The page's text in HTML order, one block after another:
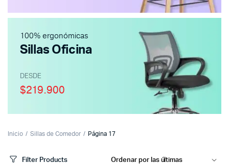
100% ergonómicas
Sillas Oficina
DESDE
$219.900
Inicio Sillas de Comedor Página 17
Filter Products